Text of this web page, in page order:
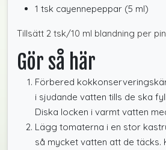
1 tsk cayennepeppar (5 ml)
Tillsätt 2 tsk/10 ml blandning per
Gör så här
Förbered
i sjudande vatten tills de ska
Diska locken i varmt vatten
Lägg tomaterna i en stor
så mycket vatten att de täcks.